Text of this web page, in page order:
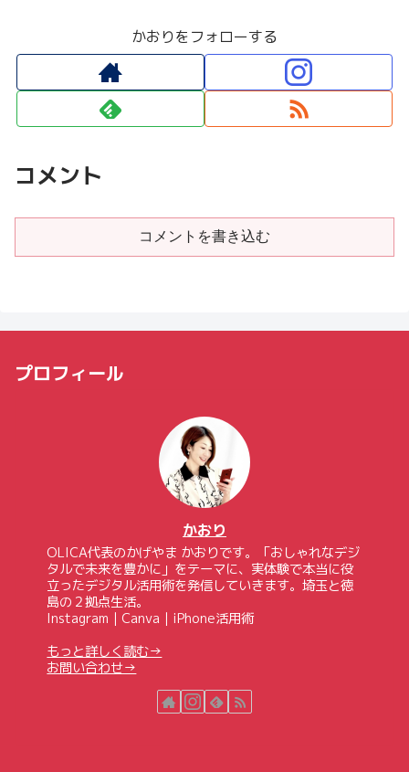
かおりをフォローする
コメント
コメントを書き込む
プロフィール
かおり
OLICA代表のかげやま かおりです。「おしゃれなデジ
タルで未来を豊かに」をテーマに、実体験で本当に役
立ったデジタル活用術を発信していきます。埼玉と徳
島の２拠点生活。
Instagram｜Canva｜iPhone活用術
もっと詳しく読む→
お問い合わせ→